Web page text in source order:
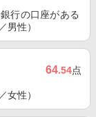
行の口座がある
男性）
64.54点
女性）